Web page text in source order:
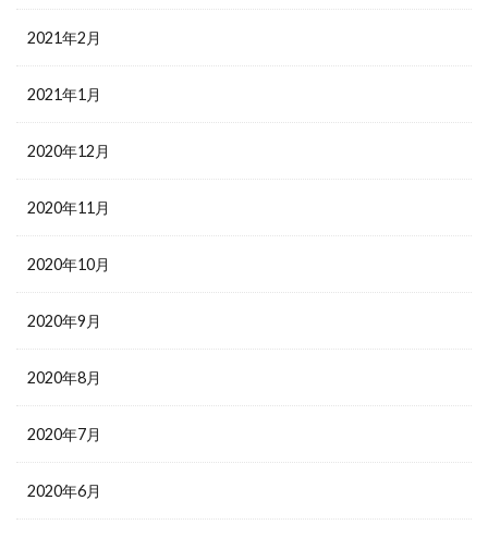
2021年2月
2021年1月
2020年12月
2020年11月
2020年10月
2020年9月
2020年8月
2020年7月
2020年6月